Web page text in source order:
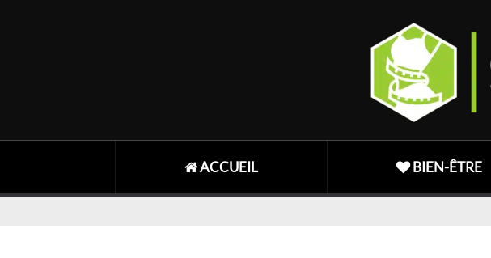
ACCUEIL BIEN-ÊTRE